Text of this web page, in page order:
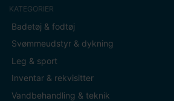
KATEGORIER
Badetøj & fodtøj
Svømmeudstyr & dykning
Leg & sport
Inventar & rekvisitter
Vandbehandling & teknik